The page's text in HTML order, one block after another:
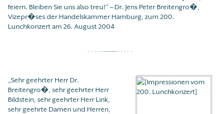
feiern. Bleiben Sie uns also treu!“ – Dr. Jens Peter Breitengro�,
Vizepr�ses der Handelskammer Hamburg, zum 200.
Lunchkonzert am 26. August 2004
„Sehr geehrter Herr Dr.
Breitengro�, sehr geehrter Herr
Bildstein, sehr geehrter Herr Link,
sehr geehrte Damen und Herren,